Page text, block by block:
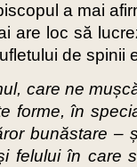
a mai
are loc să
de
care ne
forme, în
bunăstare –
felului în care